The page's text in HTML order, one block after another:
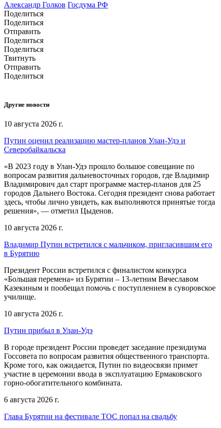
Александр Голков Госдума РФ
Поделиться
Поделиться
Отправить
Поделиться
Поделиться
Твитнуть
Отправить
Поделиться
Другие новости
10 августа 2026 г.
Путин оценил реализацию мастер-планов Улан-Удэ и
Северобайкальска
«В 2023 году в Улан-Удэ прошло большое совещание по
вопросам развития дальневосточных городов, где Владимир
Владимирович дал старт программе мастер-планов для 25
городов Дальнего Востока. Сегодня президент снова работает
здесь, чтобы лично увидеть, как выполняются принятые тогда
решения», — отметил Цыденов.
10 августа 2026 г.
Владимир Путин встретился с мальчиком, пригласившим его
в Бурятию
Президент России встретился с финалистом конкурса
«Большая перемена» из Бурятии – 13-летним Вячеславом
Казекиным и пообещал помочь с поступлением в суворовское
училище.
10 августа 2026 г.
Путин прибыл в Улан-Удэ
В городе президент России проведет заседание президиума
Госсовета по вопросам развития общественного транспорта.
Кроме того, как ожидается, Путин по видеосвязи примет
участие в церемонии ввода в эксплуатацию Ермаковского
горно-обогатительного комбината.
6 августа 2026 г.
Глава Бурятии на фестивале ТОС попал на свадьбу